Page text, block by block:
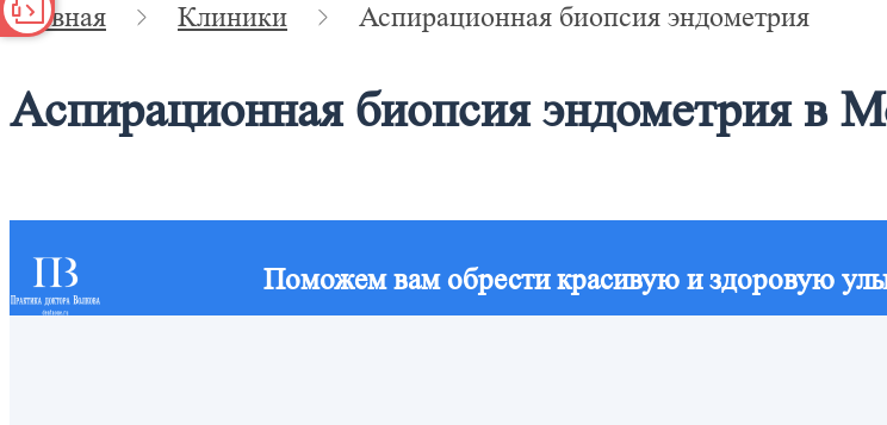
Главная Клиники Аспирационная биопсия эндометрия
Аспирационная биопсия эндометрия в
Поможем вам обрести красивую и здоровую